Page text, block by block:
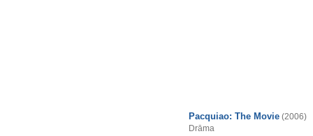
Pacquiao: The Movie (2006)
Drāma